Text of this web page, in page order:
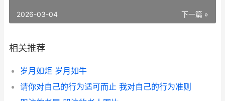
下一篇 »
2026-03-04
相关推荐
岁月如炬 岁月如牛
请你对自己的行为适可而止 我对自己的行为准则